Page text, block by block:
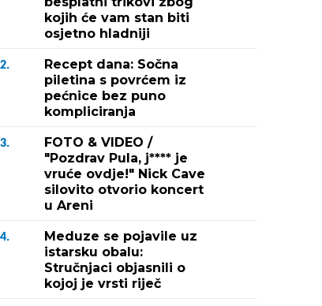
kojih će vam stan biti
osjetno hladniji
2.
Recept dana: Sočna
piletina s povrćem iz
pećnice bez puno
kompliciranja
3.
FOTO & VIDEO /
"Pozdrav Pula, j**** je
vruće ovdje!" Nick Cave
silovito otvorio koncert
u Areni
4.
Meduze se pojavile uz
istarsku obalu:
Stručnjaci objasnili o
kojoj je vrsti riječ